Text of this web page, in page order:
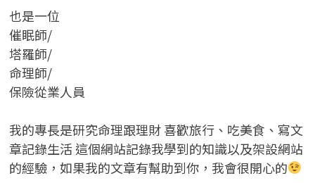
也是一位
催眠師/
塔羅師/
命理師/
保險從業人員
我的專長是研究命理跟理財 喜歡旅行、吃美食、寫文
章記錄生活 這個網站記錄我學到的知識以及架設網站
的經驗，如果我的文章有幫助到你，我會很開心的